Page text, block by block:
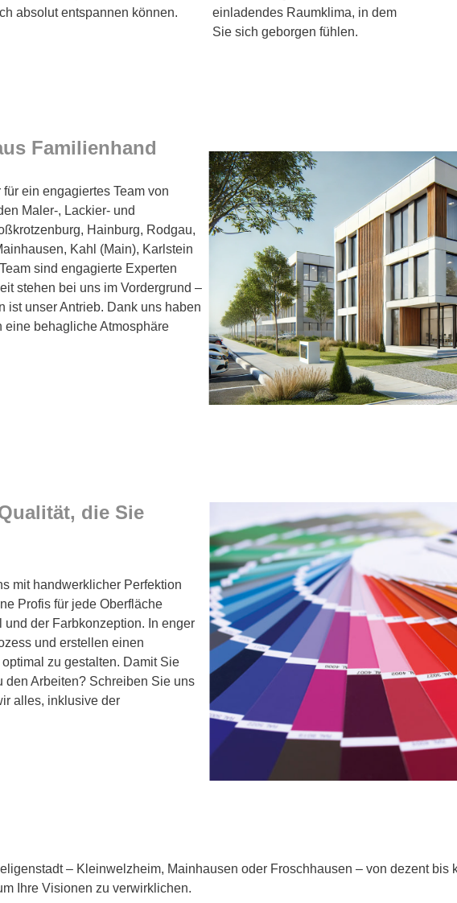
absolut entspannen können.
einladendes Raumklima, in dem
Sie sich geborgen fühlen.
Familienhand
ein engagiertes Team von
Maler-, Lackier- und
Hainburg, Rodgau,
Kahl (Main), Karlstein
sind engagierte Experten
stehen bei uns im Vordergrund –
ist unser Antrieb. Dank uns haben
eine behagliche Atmosphäre
die Sie
mit handwerklicher Perfektion
Profis für jede Oberfläche
der Farbkonzeption. In enger
und erstellen einen
zu gestalten. Damit Sie
den Arbeiten? Schreiben Sie uns
alles, inklusive der
– Kleinwelzheim, Mainhausen oder Froschhausen – von dezent bis
Ihre Visionen zu verwirklichen.